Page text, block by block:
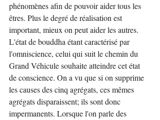
phénomènes afin de pouvoir aider tous les
êtres. Plus le degré de réalisation est
important, mieux on peut aider les autres.
L'état de bouddha étant caractérisé par
l'omniscience, celui qui suit le chemin du
Grand Véhicule souhaite atteindre cet état
de conscience. On a vu que si on supprime
les causes des cinq agrégats, ces mêmes
agrégats disparaissent; ils sont donc
impermanents. Lorsque l'on parle des